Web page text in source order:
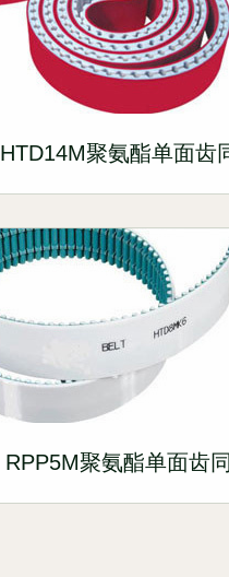
HTD14M聚氨酯单面齿
RPP5M聚氨酯单面齿